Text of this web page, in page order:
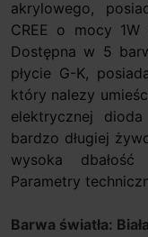
akrylowego,
CREE o mocy 1W
Dostępna w 5
płycie G-K,
który nalezy
elektrycznej
bardzo długiej
wysoka
Parametry
Barwa światła: